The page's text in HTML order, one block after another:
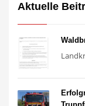
Aktuelle